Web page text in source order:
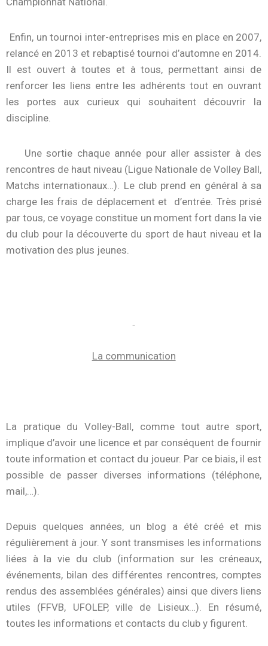
Enfin, un tournoi inter-entreprises mis en place en 2007,
relancé en 2013 et rebaptisé tournoi d’automne en 2014.
Il est ouvert à toutes et à tous, permettant ainsi de
renforcer les liens entre les adhérents tout en ouvrant
les portes aux curieux qui souhaitent découvrir la
discipline.
Une sortie chaque année pour aller assister à des
rencontres de haut niveau (Ligue Nationale de Volley Ball,
Matchs internationaux…). Le club prend en général à sa
charge les frais de déplacement et
d’entrée. Très prisé
par tous, ce voyage constitue un moment fort dans la vie
du club pour la découverte du sport de haut niveau et la
motivation des plus jeunes.
La communication
La pratique du Volley-Ball, comme tout autre sport,
implique d’avoir une licence et par conséquent de fournir
toute information et contact du joueur. Par ce biais, il est
possible de passer diverses informations (téléphone,
mail,…).
Depuis quelques années, un blog a été créé et mis
régulièrement à jour. Y sont transmises les informations
liées à la vie du club (information sur les créneaux,
événements, bilan des différentes rencontres, comptes
rendus des assemblées générales) ainsi que divers liens
utiles (FFVB, UFOLEP, ville de Lisieux…). En résumé,
toutes les informations et contacts du club y figurent.